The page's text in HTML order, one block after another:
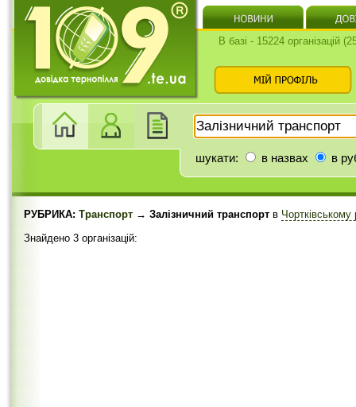
В базі - 15224 організацій
шукати: в назвах в
РУБРИКА: Транспорт → Залізничний транспорт в Чортківському
Знайдено 3 організацій: